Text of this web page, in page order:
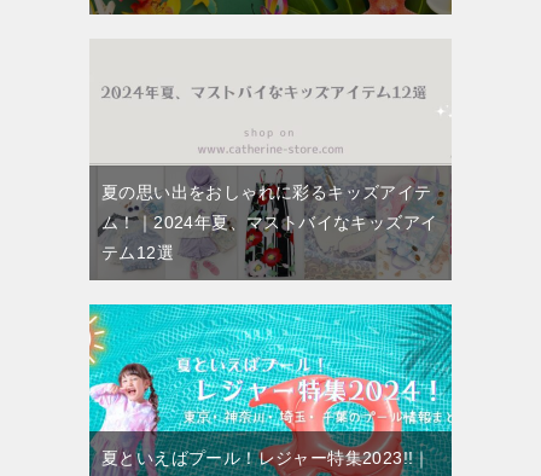
夏の思い出をおしゃれに彩るキッズアイテ
ム！｜2024年夏、マストバイなキッズアイ
テム12選
夏といえばプール！レジャー特集2023!!｜